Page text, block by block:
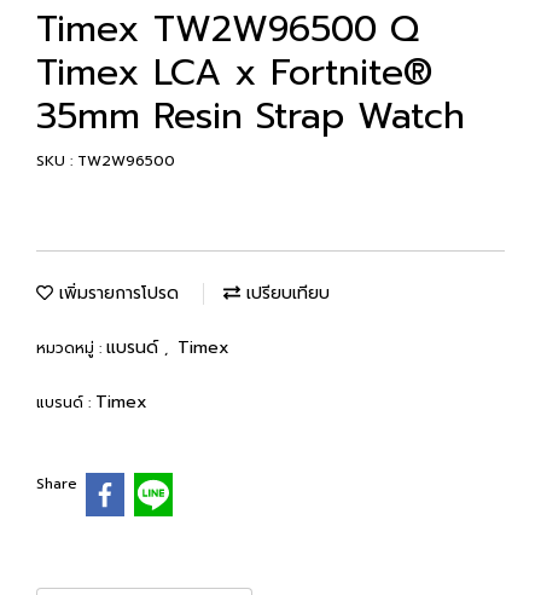
Timex TW2W96500 Q
Timex LCA x Fortnite®
35mm Resin Strap Watch
SKU : TW2W96500
เพิ่มรายการโปรด เปรียบเทียบ
หมวดหมู่ : แบรนด์ , Timex
แบรนด์ : Timex
Share